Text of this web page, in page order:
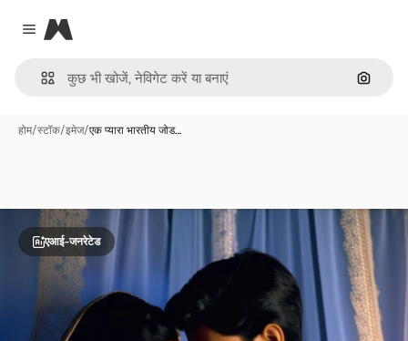
Close menu
Magnific
इमेज से
होम/स्टॉक/इमेज/एक प्यारा भारतीय जोड…
एआई-जनरेटेड